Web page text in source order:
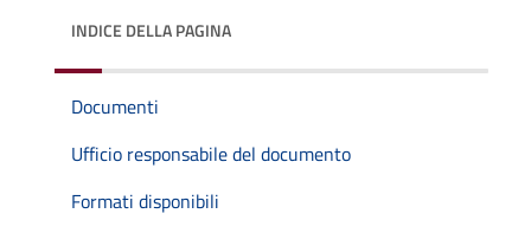
INDICE DELLA PAGINA
Documenti
Ufficio responsabile del documento
Formati disponibili